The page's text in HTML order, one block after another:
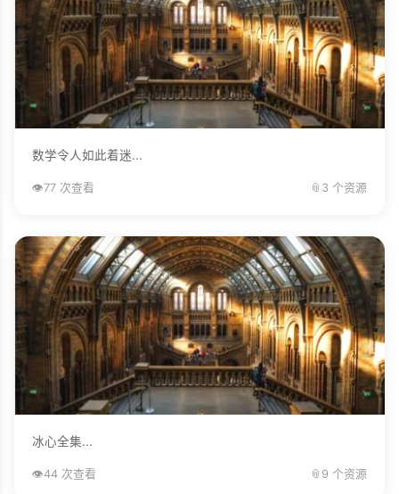
数学令人如此着迷...
👁️77 次查看 📎 3 个资源
冰心全集...
👁️44 次查看 📎 9 个资源